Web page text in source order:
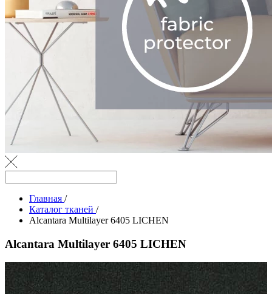
Главная /
Каталог тканей /
Alcantara Multilayer 6405 LICHEN
Alcantara Multilayer 6405 LICHEN